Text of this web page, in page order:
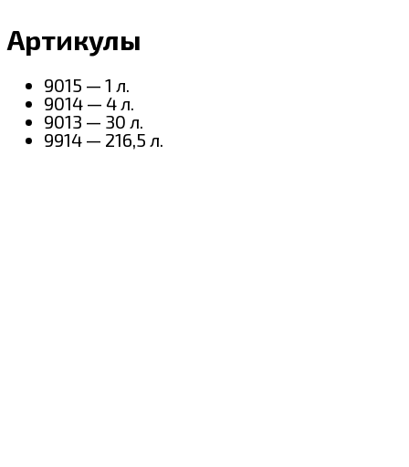
Артикулы
9015 — 1 л.
9014 — 4 л.
9013 — 30 л.
9914 — 216,5 л.